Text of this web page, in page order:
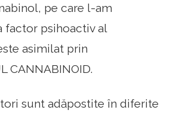
pe care l-am
factor psihoactiv al
asimilat prin
CANNABINOID.
sunt adăpostite în diferite